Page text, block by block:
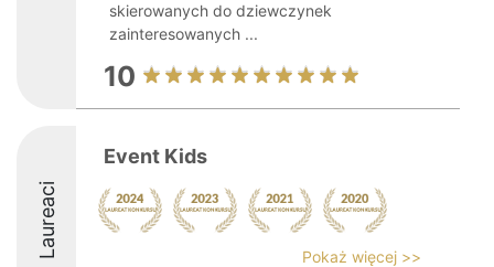
skierowanych do dziewczynek
zainteresowanych ...
10
Laureaci
Event Kids
Pokaż więcej >>